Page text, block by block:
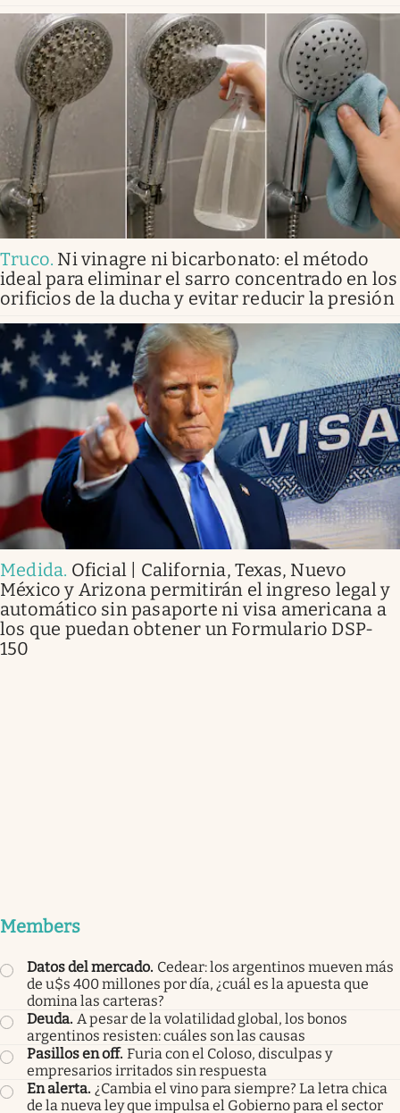
Truco. Ni vinagre ni bicarbonato: el método
ideal para eliminar el sarro concentrado en los
orificios de la ducha y evitar reducir la presión
Medida. Oficial | California, Texas, Nuevo
México y Arizona permitirán el ingreso legal y
automático sin pasaporte ni visa americana a
los que puedan obtener un Formulario DSP-
150
Members
Datos del mercado. Cedear: los argentinos mueven más
de u$s 400 millones por día, ¿cuál es la apuesta que
domina las carteras?
Deuda. A pesar de la volatilidad global, los bonos
argentinos resisten: cuáles son las causas
Pasillos en off. Furia con el Coloso, disculpas y
empresarios irritados sin respuesta
En alerta. ¿Cambia el vino para siempre? La letra chica
de la nueva ley que impulsa el Gobierno para el sector